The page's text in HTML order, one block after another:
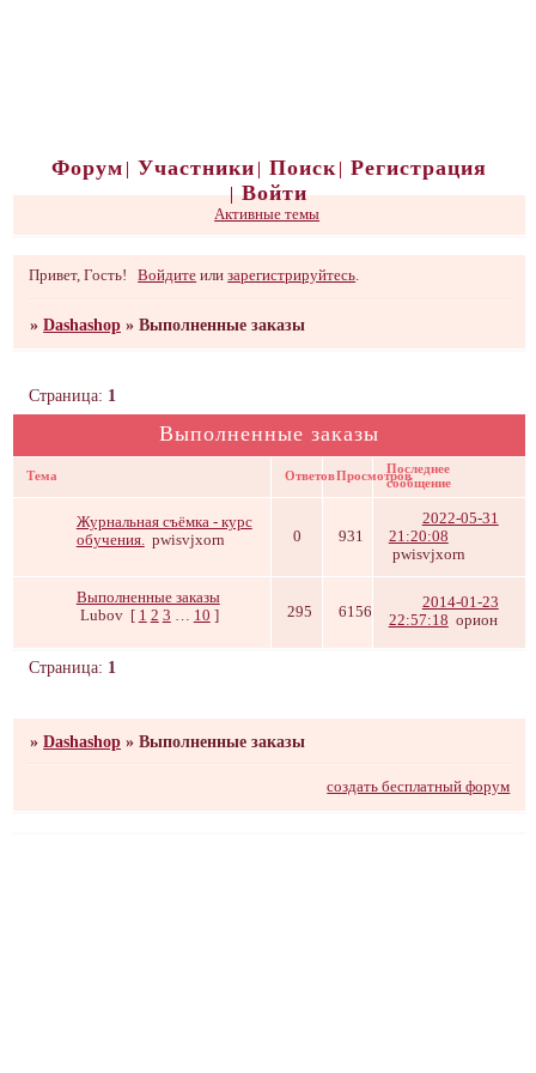
Форум Участники Поиск
Регистрация
Войти
Активные темы
Привет, Гость! Войдите илизарегистрируйтесь
»Dashashop »Выполненные заказы
Выполненные заказы
Страница: 1
Тема ОтветовПросмотровПоследнее
сообщение
Журнальная съёмка - курс
обучения. pwisvjxorn 0 931
2022-05-31
21:20:08
pwisvjxorn
Выполненные заказы
Lubov [ 1 2 3 … 10 ] 295 6156
2014-01-23
22:57:18 орион
Страница: 1
»Dashashop »Выполненные заказы
создать бесплатный форум